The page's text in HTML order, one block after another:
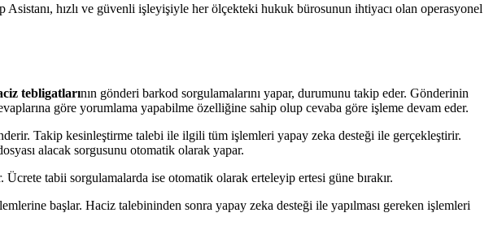
hızlı ve güvenli işleyişiyle her ölçekteki hukuk bürosunun ihtiyacı olan operasyonel
tebligatlarının gönderi barkod sorgulamalarını yapar, durumunu takip eder. Gönderinin
göre yorumlama yapabilme özelliğine sahip olup cevaba göre işleme devam eder.
Takip kesinleştirme talebi ile ilgili tüm işlemleri yapay zeka desteği ile gerçekleştirir.
alacak sorgusunu otomatik olarak yapar.
Ücrete tabii sorgulamalarda ise otomatik olarak erteleyip ertesi güne bırakır.
başlar. Haciz talebininden sonra yapay zeka desteği ile yapılması gereken işlemleri